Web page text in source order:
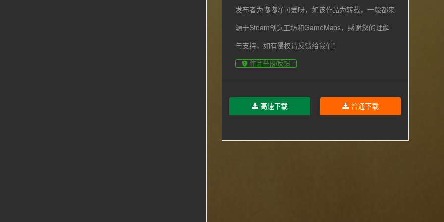
发布者为嘟嘟好可爱呀，如该作品为转载，一般都来
源于Steam创意工坊和GameMaps，感谢您的理解
与支持，如有侵权请反馈给我们！
作品举报/反馈
高速下载 普通下载